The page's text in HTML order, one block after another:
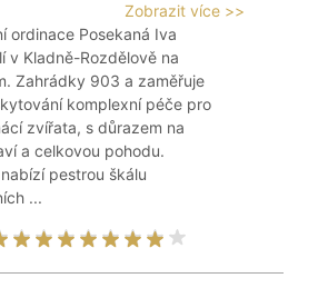
Zobrazit více >>
ordinace Posekaná Iva
v Kladně-Rozdělově na
Zahrádky 903 a zaměřuje
komplexní péče pro
zvířata, s důrazem na
a celkovou pohodu.
pestrou škálu
...